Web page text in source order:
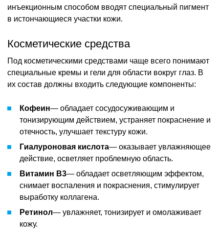
инъекционным способом вводят специальный пигмент
в истончающиеся участки кожи.
Косметические средства
Под косметическими средствами чаще всего понимают
специальные кремы и гели для области вокруг глаз. В
их состав должны входить следующие компоненты:
Кофеин— обладает сосудосуживающим и
тонизирующим действием, устраняет покраснение и
отечность, улучшает текстуру кожи.
Гиалуроновая кислота— оказывает увлажняющее
действие, осветляет проблемную область.
Витамин В3— обладает осветляющим эффектом,
снимает воспаления и покраснения, стимулирует
выработку коллагена.
Ретинол— увлажняет, тонизирует и омолаживает
кожу.